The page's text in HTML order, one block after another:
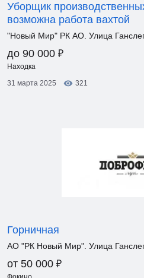
Уборщик
возможна работа вахтой
"Новый Мир" РК АО. Улица
до 90 000 ₽
Находка
31 марта 2025
321
Горничная
АО "РК Новый Мир". Улица
от 50 000 ₽